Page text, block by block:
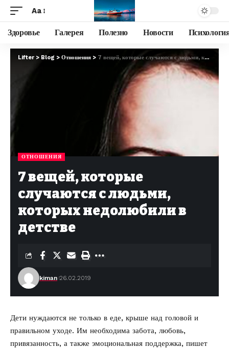
Aa
Здоровье Галерея Полезно Новости
Lifter > Blog > Отношения > 7 вещей, которые случаются с людьми, которых недолюбили в детстве
ОТНОШЕНИЯ
7 вещей, которые
случаются с людьми,
которых недолюбили в
детстве
kiman 26.02.2019
Дети нуждаются не только в еде, крыше над головой и
правильном уходе. Им необходима забота, любовь,
привязанность, а также эмоциональная поддержка, пишет